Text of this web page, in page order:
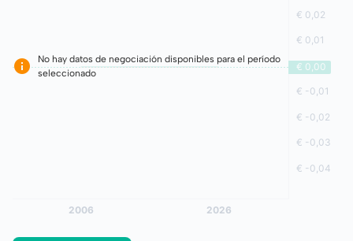
No hay datos de negociación disponibles para el período
seleccionado